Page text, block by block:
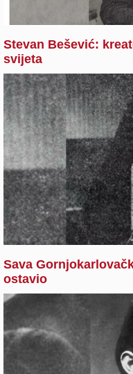
Stevan Bešević:
svijeta
Sava
ostavio